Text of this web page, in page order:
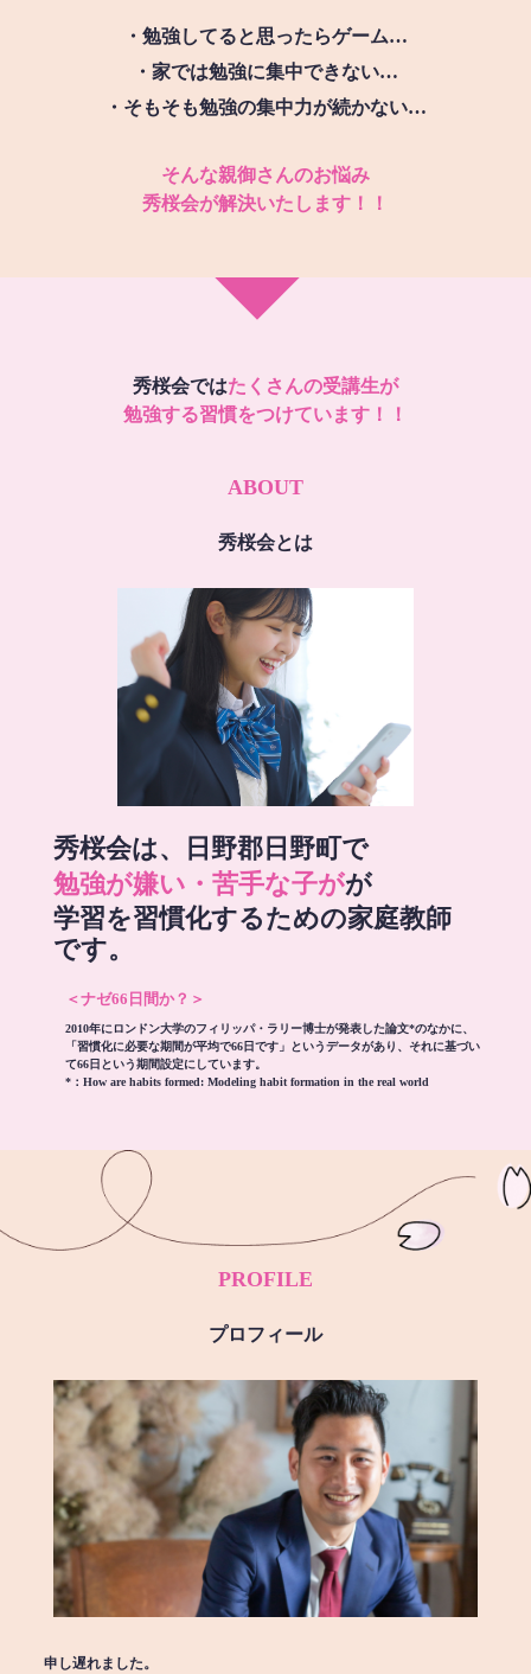
・勉強してると思ったらゲーム…
・家では勉強に集中できない…
・そもそも勉強の集中力が続かない…
そんな親御さんのお悩み
秀桜会が解決いたします！！
秀桜会ではたくさんの受講生が
勉強する習慣をつけています！！
ABOUT
秀桜会とは
秀桜会は、日野郡日野町で
勉強が嫌い・苦手な子がが
学習を習慣化するための家庭教師
です。
＜ナゼ66日間か？＞
2010年にロンドン大学のフィリッパ・ラリー博士が発表した論文*のなかに、
「習慣化に必要な期間が平均で66日です」というデータがあり、それに基づい
て66日という期間設定にしています。
*： How are habits formed: Modeling habit formation in the real world
PROFILE
プロフィール
申し遅れました。